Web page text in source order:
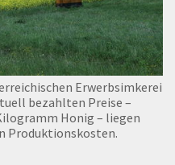
Erwerbsimkerei
bezahlten Preise –
Honig – liegen
Produktionskosten.